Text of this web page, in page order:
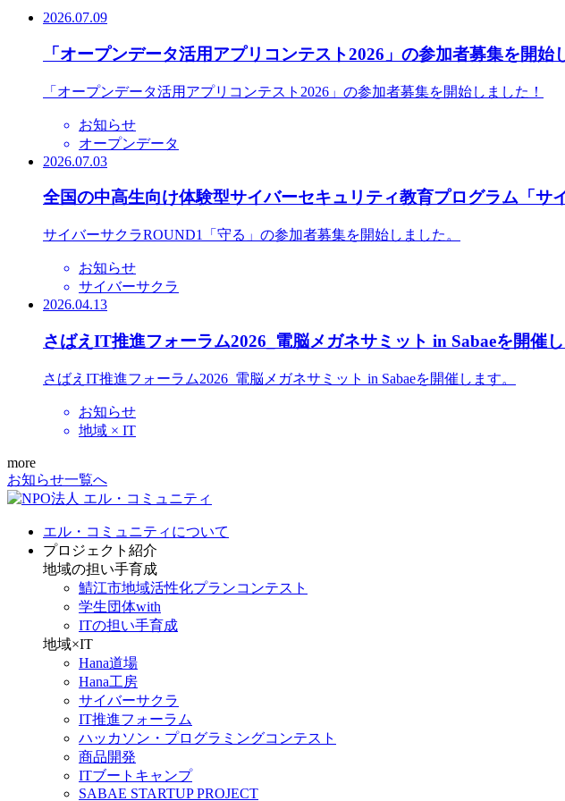
2026.07.09
「オープンデータ活用アプリコンテスト2026」の参加者募集を開始
「オープンデータ活用アプリコンテスト2026」の参加者募集を開始しました！
お知らせ
オープンデータ
2026.07.03
全国の中高生向け体験型サイバーセキュリティ教育プログラム「サ
サイバーサクラROUND1「守る」の参加者募集を開始しました。
お知らせ
サイバーサクラ
2026.04.13
さばえIT推進フォーラム2026_電脳メガネサミット in Sabaeを開催し
さばえIT推進フォーラム2026_電脳メガネサミット in Sabaeを開催します。
お知らせ
地域 × IT
more
お知らせ一覧へ
エル・コミュニティについて
プロジェクト紹介
地域の担い手育成
鯖江市地域活性化プランコンテスト
学生団体with
ITの担い手育成
地域×IT
Hana道場
Hana工房
サイバーサクラ
IT推進フォーラム
ハッカソン・プログラミングコンテスト
商品開発
ITブートキャンプ
SABAE STARTUP PROJECT